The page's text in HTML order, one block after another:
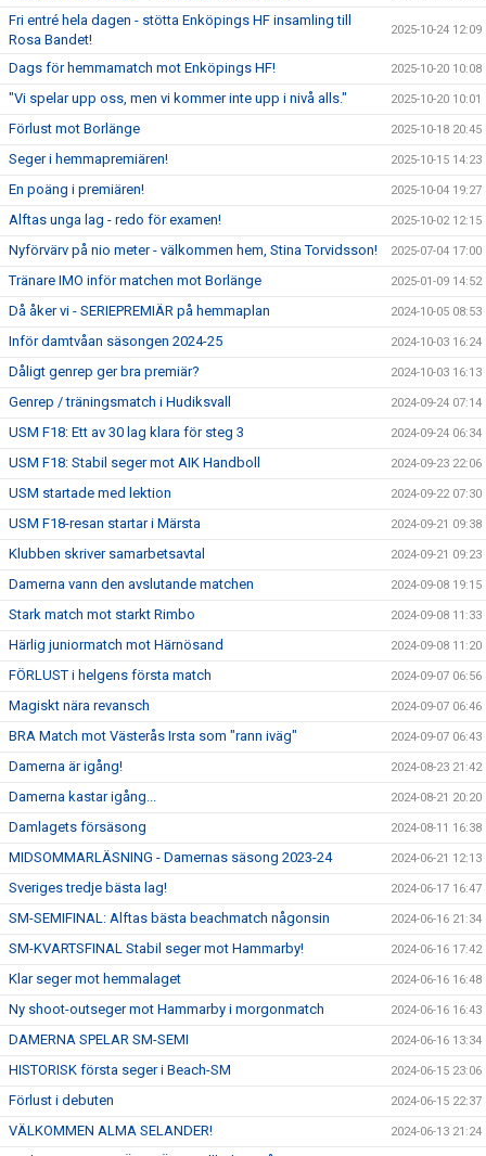
Fri entré hela dagen - stötta Enköpings HF insamling till
Rosa Bandet!
2025-10-24 12:09
Dags för hemmamatch mot Enköpings HF! 2025-10-20 10:08
"Vi spelar upp oss, men vi kommer inte upp i nivå alls." 2025-10-20 10:01
Förlust mot Borlänge 2025-10-18 20:45
Seger i hemmapremiären! 2025-10-15 14:23
En poäng i premiären! 2025-10-04 19:27
Alftas unga lag - redo för examen! 2025-10-02 12:15
Nyförvärv på nio meter - välkommen hem, Stina Torvidsson! 2025-07-04 17:00
Tränare IMO inför matchen mot Borlänge 2025-01-09 14:52
Då åker vi - SERIEPREMIÄR på hemmaplan 2024-10-05 08:53
Inför damtvåan säsongen 2024-25 2024-10-03 16:24
Dåligt genrep ger bra premiär? 2024-10-03 16:13
Genrep / träningsmatch i Hudiksvall 2024-09-24 07:14
USM F18: Ett av 30 lag klara för steg 3 2024-09-24 06:34
USM F18: Stabil seger mot AIK Handboll 2024-09-23 22:06
USM startade med lektion 2024-09-22 07:30
USM F18-resan startar i Märsta 2024-09-21 09:38
Klubben skriver samarbetsavtal 2024-09-21 09:23
Damerna vann den avslutande matchen 2024-09-08 19:15
Stark match mot starkt Rimbo 2024-09-08 11:33
Härlig juniormatch mot Härnösand 2024-09-08 11:20
FÖRLUST i helgens första match 2024-09-07 06:56
Magiskt nära revansch 2024-09-07 06:46
BRA Match mot Västerås Irsta som "rann iväg" 2024-09-07 06:43
Damerna är igång! 2024-08-23 21:42
Damerna kastar igång... 2024-08-21 20:20
Damlagets försäsong 2024-08-11 16:38
MIDSOMMARLÄSNING - Damernas säsong 2023-24 2024-06-21 12:13
Sveriges tredje bästa lag! 2024-06-17 16:47
SM-SEMIFINAL: Alftas bästa beachmatch någonsin 2024-06-16 21:34
SM-KVARTSFINAL Stabil seger mot Hammarby! 2024-06-16 17:42
Klar seger mot hemmalaget 2024-06-16 16:48
Ny shoot-outseger mot Hammarby i morgonmatch 2024-06-16 16:43
DAMERNA SPELAR SM-SEMI 2024-06-16 13:34
HISTORISK första seger i Beach-SM 2024-06-15 23:06
Förlust i debuten 2024-06-15 22:37
VÄLKOMMEN ALMA SELANDER! 2024-06-13 21:24